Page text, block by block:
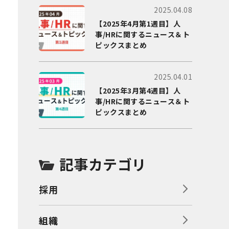
2025.04.08
【2025年4月第1週目】人
事/HRに関するニュース＆ト
ピックスまとめ
2025.04.01
【2025年3月第4週目】人
事/HRに関するニュース＆ト
ピックスまとめ
記事カテゴリ
採用
組織